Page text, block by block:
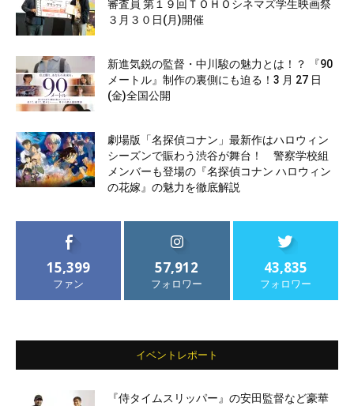
審査員 第１９回ＴＯＨＯシネマズ学生映画祭
３月３０日(月)開催
新進気鋭の監督・中川駿の魅力とは！？ 『90
メートル』制作の裏側にも迫る！3 月 27 日
(金)全国公開
劇場版「名探偵コナン」最新作はハロウィン
シーズンで賑わう渋谷が舞台！ 警察学校組
メンバーも登場の『名探偵コナン ハロウィン
の花嫁』の魅力を徹底解説
15,399
ファン
57,912
フォロワー
43,835
フォロワー
イベントレポート
『侍タイムスリッパー』の安田監督など豪華